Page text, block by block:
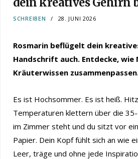
SCHREIBEN 28. JUNI 2026
Rosmarin beflügelt dein
Handschrift auch. Entdecke,
Kräuterwissen
Es ist Hochsommer. Es ist heiß.
Temperaturen klettern über die
im Zimmer steht und du sitzt vor
Papier. Dein Kopf fühlt sich an wie
Leer, träge und ohne jede